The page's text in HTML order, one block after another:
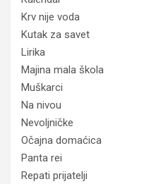
Krv nije voda
Kutak za savet
Lirika
Majina mala škola
Muškarci
Na nivou
Nevoljničke
Očajna domaćica
Panta rei
Repati prijatelji